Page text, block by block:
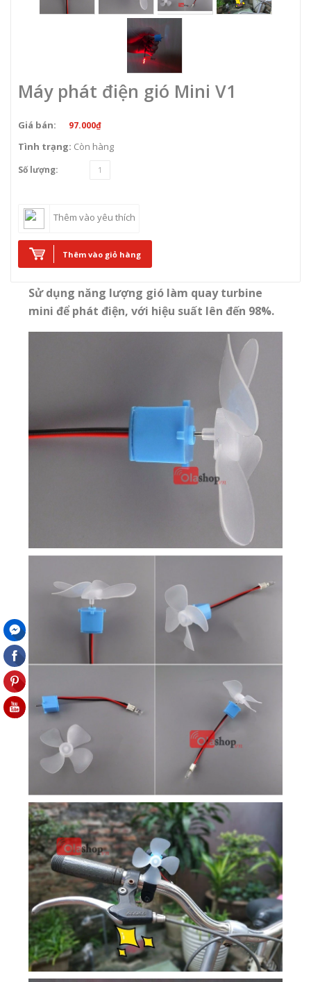
Máy phát điện gió Mini V1
Giá bán: 97.000₫
Tình trạng: Còn hàng
Số lượng:
Thêm vào yêu thích
Thêm vào giỏ hàng
Sử dụng năng lượng gió làm quay turbine
mini để phát điện, với hiệu suất lên đến 98%.